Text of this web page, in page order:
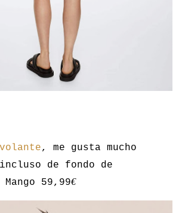
, me gusta mucho
de fondo de
59,99€